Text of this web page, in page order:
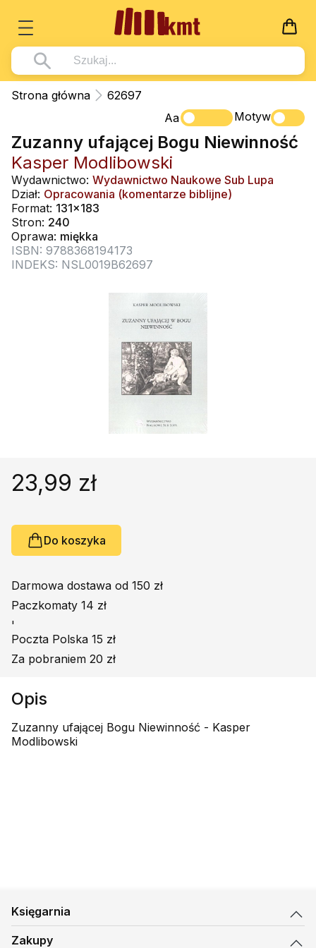
Książki
Wszystko z kategorii - Książki
Pismo Święte
Kościół Katolicki
Duszpasterstwo
Teologia
Życie chrześcijańskie
Duchowość
Książki obcojęzyczne
Poradniki, leksykony...
Podręczniki szkolne
Promocja
Wszystko z kategorii - Multimedia
DVD
CD-ROM
Muzyka
Rekolekcje i inne na CD
Śpiew i modlitwa
Muzyka klasyczna
Dla Dzieci
Wszystko z kategorii - Dla Dzieci
Literatura (D)
Płyty, DVD (D)
Podręczniki i pomoce dydaktyczne
Podręczniki
Wszystko z kategorii - Podręczniki
Podręczniki i pomoce dydaktyczne
Zabawa i Nauka
Nowości
Zaloguj się
Strona główna
62697
Aa
Motyw
Zuzanny ufającej Bogu Niewinność
Kasper Modlibowski
Wydawnictwo: Wydawnictwo Naukowe Sub Lupa
Dział: Opracowania (komentarze biblijne)
Format: 131x183
Stron: 240
Oprawa: miękka
ISBN: 9788368194173
INDEKS: NSL0019B62697
23,99 zł
Do koszyka
Darmowa dostawa od 150 zł
Paczkomaty 14 zł
'
Poczta Polska 15 zł
Za pobraniem 20 zł
Opis
Zuzanny ufającej Bogu Niewinność - Kasper
Modlibowski
Księgarnia
Zakupy